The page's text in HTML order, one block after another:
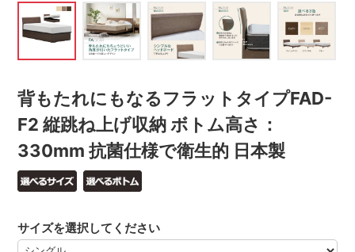
背もたれにもなるフラットタイプFAD-
F2 縦跳ね上げ収納 ボトム高さ：
330mm 抗菌仕様で衛生的 日本製
サイズを選択してください